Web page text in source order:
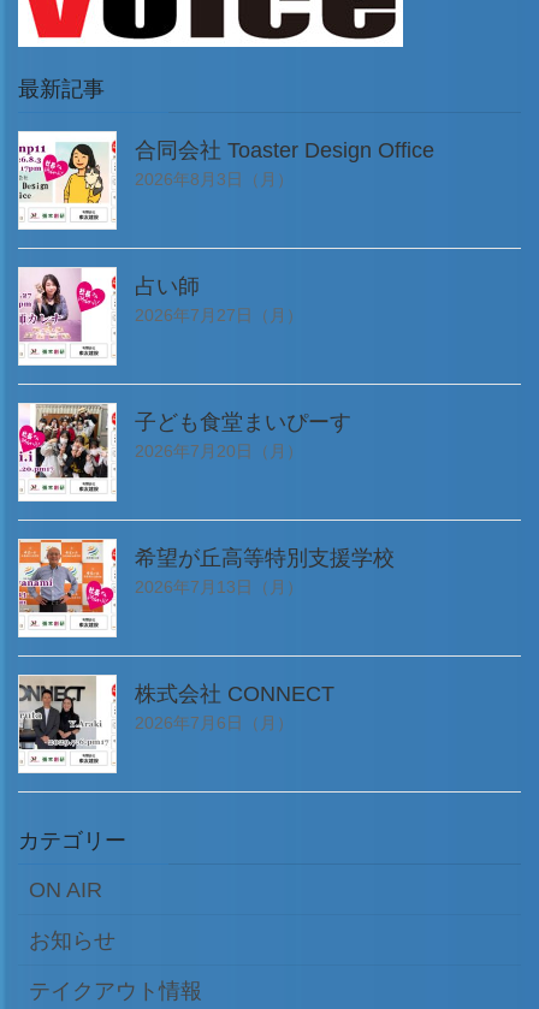
最新記事
合同会社 Toaster Design Office
2026年8月3日（月）
占い師
2026年7月27日（月）
子ども食堂まいぴーす
2026年7月20日（月）
希望が丘高等特別支援学校
2026年7月13日（月）
株式会社 CONNECT
2026年7月6日（月）
カテゴリー
ON AIR
お知らせ
テイクアウト情報